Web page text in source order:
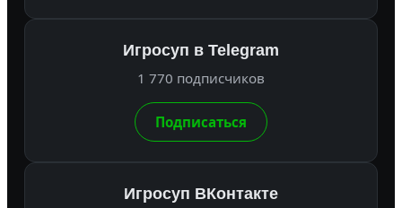
Игросуп в Telegram
1 770 подписчиков
Подписаться
Игросуп ВКонтакте